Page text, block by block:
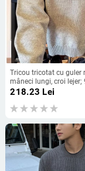
Tricou tricotat cu guler
mâneci lungi, croi lejer;
poliester (amestec de
218.23 Lei